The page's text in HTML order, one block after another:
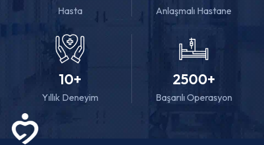
Hasta Anlaşmalı Hastane
10+
Yıllık Deneyim
2500+
Başarılı Operasyon